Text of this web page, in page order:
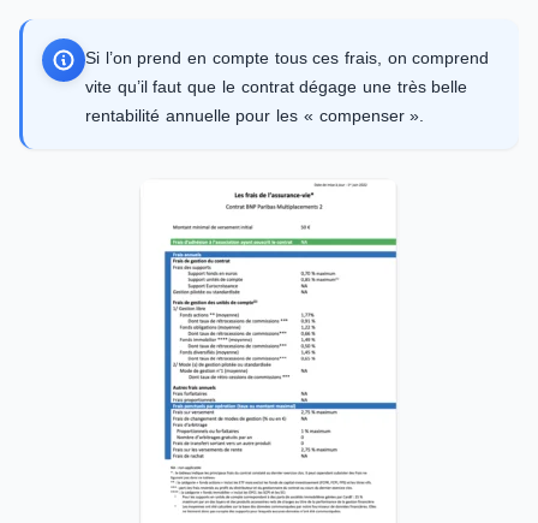
Si l’on prend en compte tous ces frais, on comprend
vite qu’il faut que le contrat dégage une très belle
rentabilité annuelle pour les « compenser ».